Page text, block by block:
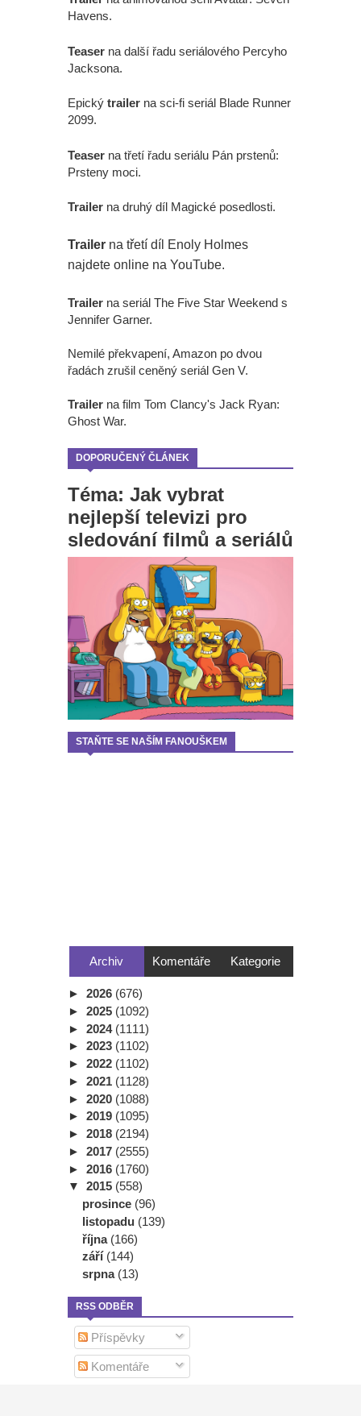
Havens.
Teaser na další řadu seriálového Percyho
Jacksona.
Epický trailer na sci-fi seriál Blade Runner
2099.
Teaser na třetí řadu seriálu Pán prstenů:
Prsteny moci.
Trailer na druhý díl Magické posedlosti.
Trailer na třetí díl Enoly Holmes
najdete online na YouTube.
Trailer na seriál The Five Star Weekend s
Jennifer Garner.
Nemilé překvapení, Amazon po dvou
řadách zrušil ceněný seriál Gen V.
Trailer na film Tom Clancy's Jack Ryan:
Ghost War.
DOPORUČENÝ ČLÁNEK
Téma: Jak vybrat
nejlepší televizi pro
sledování filmů a seriálů
STAŇTE SE NAŠÍM FANOUŠKEM
Archiv Komentáře Kategorie
► 2026 (676)
► 2025 (1092)
► 2024 (1111)
► 2023 (1102)
► 2022 (1102)
► 2021 (1128)
► 2020 (1088)
► 2019 (1095)
► 2018 (2194)
► 2017 (2555)
► 2016 (1760)
▼ 2015 (558)
prosince (96)
listopadu (139)
října (166)
září (144)
srpna (13)
RSS ODBĚR
Příspěvky
Komentáře